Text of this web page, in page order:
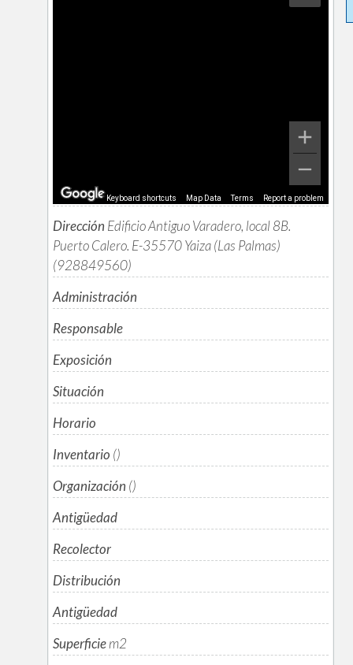
Keyboard shortcuts Map Data Terms Report a problem
Dirección Edificio Antiguo Varadero, local 8B.
Puerto Calero. E-35570 Yaiza (Las Palmas)
(928849560)
Administración
Responsable
Exposición
Situación
Horario
Inventario ()
Organización ()
Antigüedad
Recolector
Distribución
Antigüedad
Superficiem2